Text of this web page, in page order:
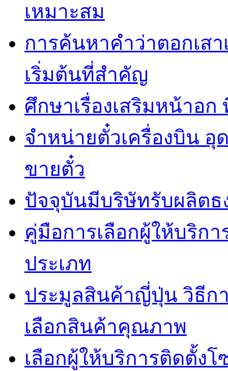
เหมาะสม
การค้นหาคำว่าตอกเส
เริ่มต้นที่สำคัญ
ศึกษาเรื่องเสริมหน้าอ
จำหน่ายตั๋วเครื่องบิน อุ
ขายตั๋ว
ปัจจุบันมีบริษัทรับผลิต
คู่มือการเลือกผู้ให้บริก
ประเภท
ประมูลสินค้าญี่ปุ่น วิธีก
เลือกสินค้าคุณภาพ
เลือกผู้ให้บริการติดตั้ง